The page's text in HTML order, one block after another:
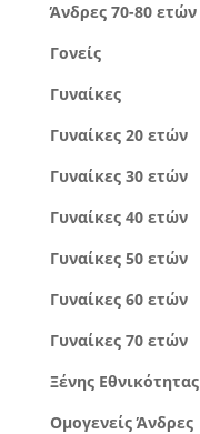
Άνδρες 70-80 ετών
Γονείς
Γυναίκες
Γυναίκες 20 ετών
Γυναίκες 30 ετών
Γυναίκες 40 ετών
Γυναίκες 50 ετών
Γυναίκες 60 ετών
Γυναίκες 70 ετών
Ξένης Εθνικότητας
Ομογενείς Άνδρες